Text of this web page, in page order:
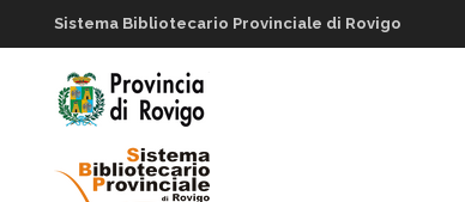
Sistema Bibliotecario Provinciale di Rovigo